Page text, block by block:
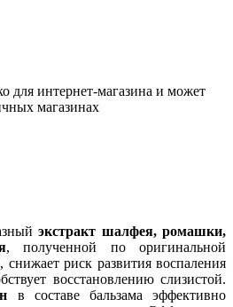
для интернет-магазина и может
магазинах
экстракт шалфея, ромашки,
, полученной по оригинальной
снижает риск развития воспаления
восстановлению слизистой.
в составе бальзама эффективно